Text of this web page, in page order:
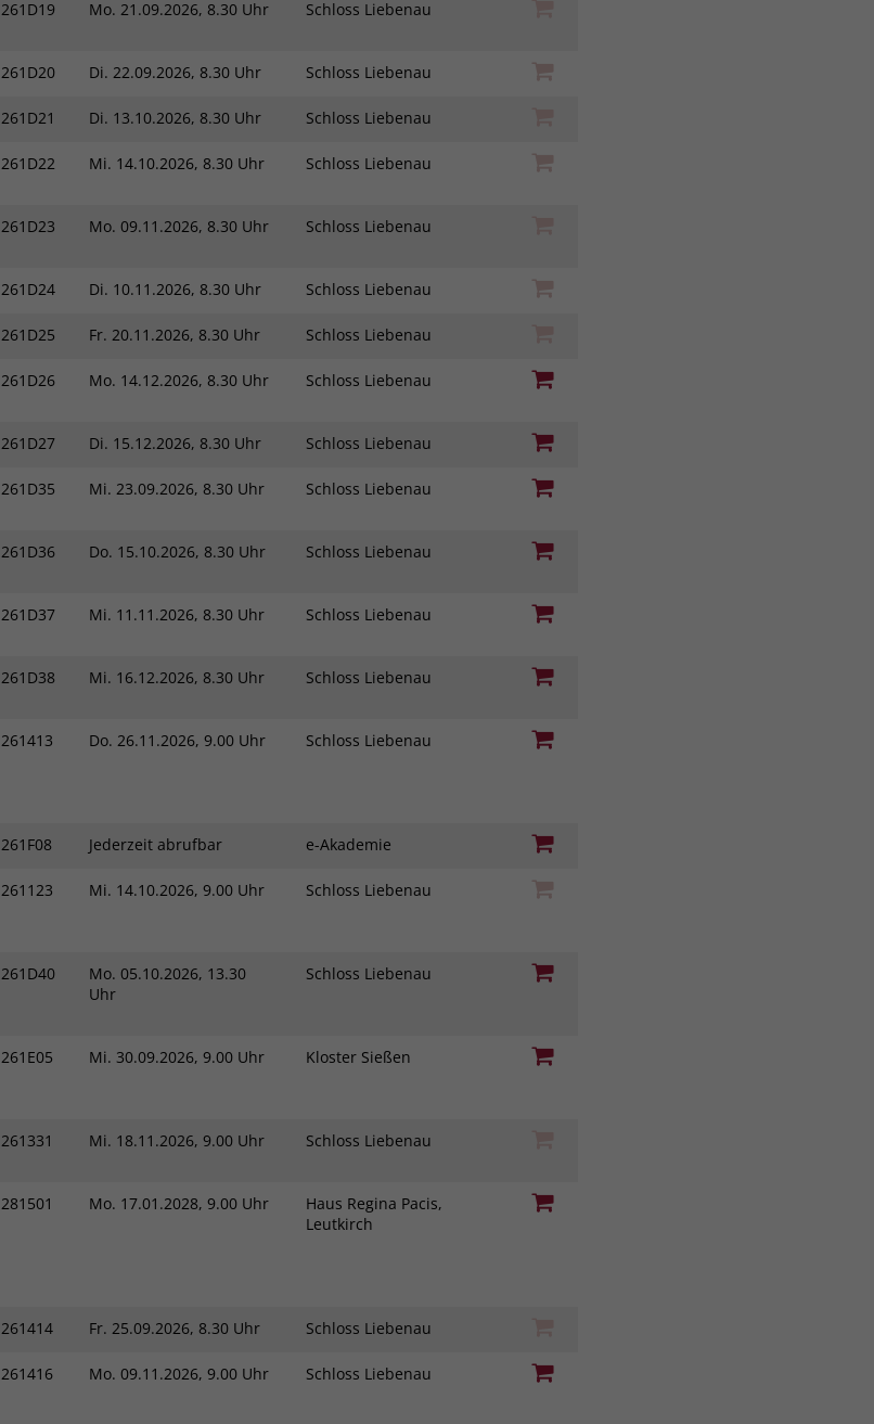
261D19 Mo. 21.09.2026, 8.30 Uhr Schloss Liebenau
261D20 Di. 22.09.2026, 8.30 Uhr Schloss Liebenau
261D21 Di. 13.10.2026, 8.30 Uhr Schloss Liebenau
261D22 Mi. 14.10.2026, 8.30 Uhr Schloss Liebenau
261D23 Mo. 09.11.2026, 8.30 Uhr Schloss Liebenau
261D24 Di. 10.11.2026, 8.30 Uhr Schloss Liebenau
261D25 Fr. 20.11.2026, 8.30 Uhr Schloss Liebenau
261D26 Mo. 14.12.2026, 8.30 Uhr Schloss Liebenau
261D27 Di. 15.12.2026, 8.30 Uhr Schloss Liebenau
261D35 Mi. 23.09.2026, 8.30 Uhr Schloss Liebenau
261D36 Do. 15.10.2026, 8.30 Uhr Schloss Liebenau
261D37 Mi. 11.11.2026, 8.30 Uhr Schloss Liebenau
261D38 Mi. 16.12.2026, 8.30 Uhr Schloss Liebenau
261413 Do. 26.11.2026, 9.00 Uhr Schloss Liebenau
261F08 Jederzeit abrufbar e-Akademie
261123 Mi. 14.10.2026, 9.00 Uhr Schloss Liebenau
261D40 Mo. 05.10.2026, 13.30
Uhr
Schloss Liebenau
261E05 Mi. 30.09.2026, 9.00 Uhr Kloster Sießen
261331 Mi. 18.11.2026, 9.00 Uhr Schloss Liebenau
281501 Mo. 17.01.2028, 9.00 Uhr
Haus Regina Pacis,
Leutkirch
261414 Fr. 25.09.2026, 8.30 Uhr Schloss Liebenau
261416 Mo. 09.11.2026, 9.00 Uhr Schloss Liebenau